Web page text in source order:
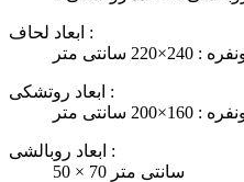
ابعاد لحاف :
ابعاد روتشکی :
ابعاد روبالشی :
50 × 70 سانتی متر